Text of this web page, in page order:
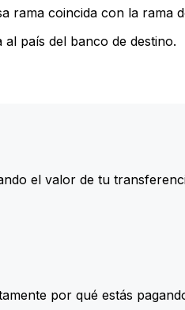
rama coincida con la rama
país del banco de destino.
el valor de tu
por qué estás